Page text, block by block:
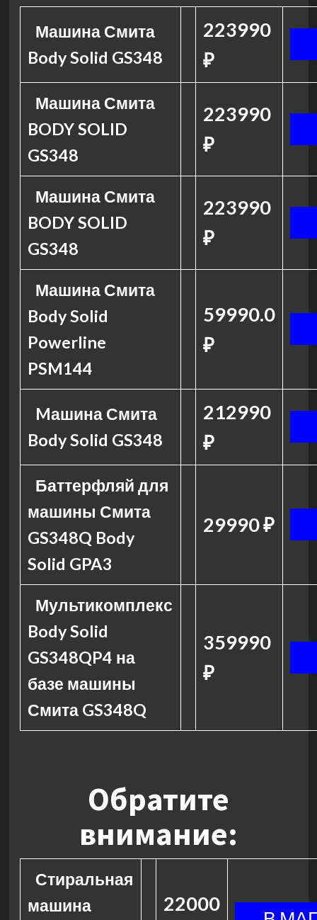
Машина Смита
Body Solid GS348
223990
₽
Машина Смита
BODY SOLID
GS348
223990
₽
Машина Смита
BODY SOLID
GS348
223990
₽
Машина Смита
Body Solid
Powerline
PSM144
59990.0
₽
Mашина Смита
Body Solid GS348
212990
₽
Баттерфляй для
машины Смита
GS348Q Body
Solid GPA3
29990 ₽
Мультикомплекс
Body Solid
GS348QP4 на
базе машины
Смита GS348Q
359990
₽
Обратите
внимание:
Стиральная
машина
22000